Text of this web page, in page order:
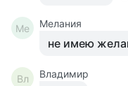
Ме Мелания
не имею
Вл Владимир